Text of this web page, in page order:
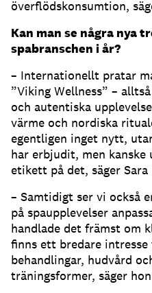
överflödskonsumtion,
Kan man se några nya
spabranschen i år?
– Internationellt pratar
”Viking Wellness” –
och autentiska
värme och nordiska
egentligen inget nytt,
har erbjudit, men
etikett på det, säger
– Samtidigt ser vi också
på spaupplevelser
handlade det främst om
finns ett bredare
behandlingar, hudvård
träningsformer, säger